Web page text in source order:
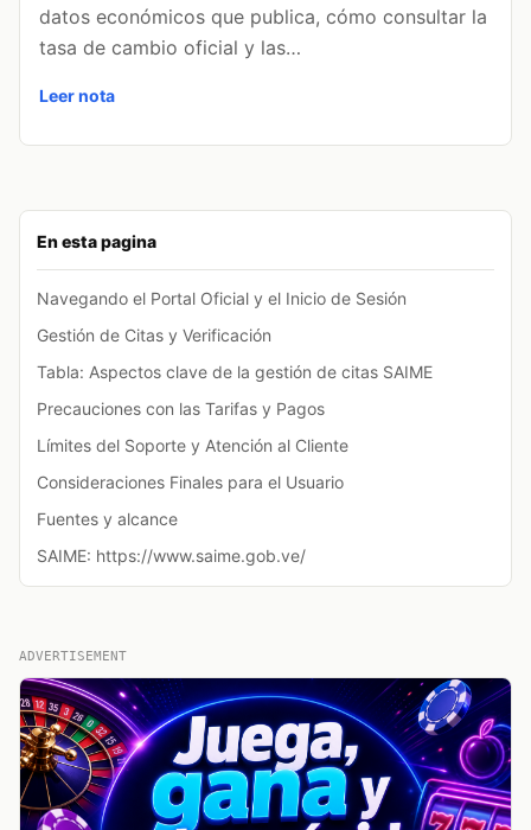
En esta pagina
Navegando el Portal Oficial y el Inicio de Sesión
Gestión de Citas y Verificación
Tabla: Aspectos clave de la gestión de citas SAIME
Precauciones con las Tarifas y Pagos
Límites del Soporte y Atención al Cliente
Consideraciones Finales para el Usuario
Fuentes y alcance
SAIME: https://www.saime.gob.ve/
datos económicos que publica, cómo consultar la
tasa de cambio oficial y las…
Leer nota
ADVERTISEMENT